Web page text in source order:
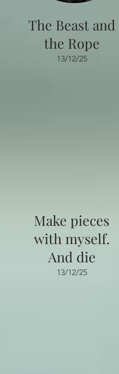
The Beast and
the Rope
13/12/25
Make pieces
with myself.
And die
13/12/25